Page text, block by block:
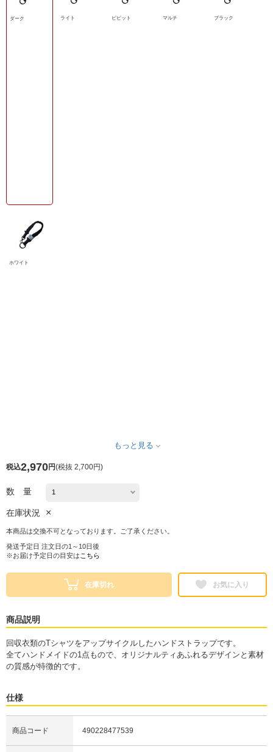
ダーク ライト ビビット マルチ ブラック
ホワイト
もっと見る
税込2,970円(税抜 2,700円)
数 量
在庫状況 ×
本商品は交換不可となっております。ご了承ください。
発送予定日 注文日の1～10日後
※お届け予定日の目安は こちら
在庫切れ お気に入り
商品説明
回収衣類のTシャツをアップサイクルしたハンドストラップです。
全てハンドメイドの1点もので、オリジナルティあふれるデザインと素材
の質感が特徴的です。
仕様
商品コード 490228477539